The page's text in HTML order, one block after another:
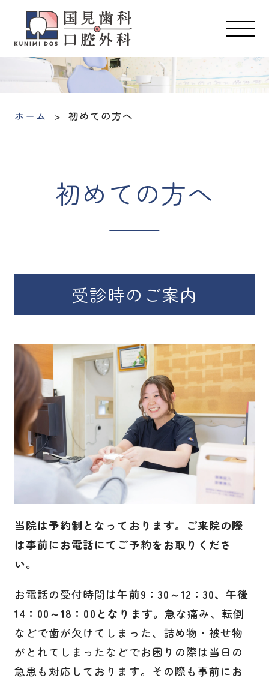
ホーム 初めての方へ
初めての方へ
受診時のご案内
当院は予約制となっております。ご来院の際
は事前にお電話にてご予約をお取りくださ
い。
お電話の受付時間は午前9：30～12：30、午後
14：00～18：00となります。急な痛み、転倒
などで歯が欠けてしまった、詰め物・被せ物
がとれてしまったなどでお困りの際は当日の
急患も対応しております。その際も事前にお